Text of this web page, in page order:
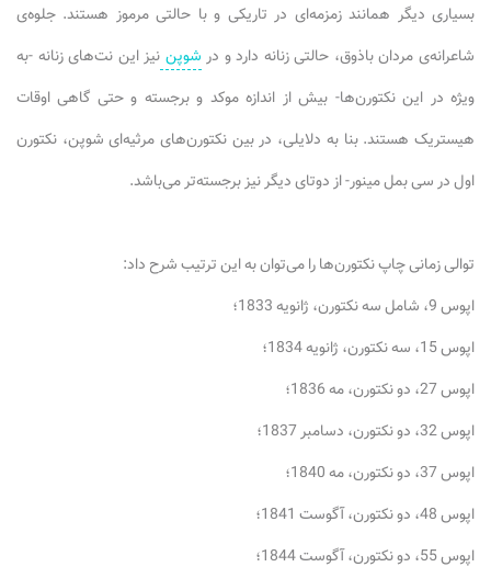
بسیاری دیگر همانند زمزمه‌ای در تاریکی و با حالتی مرموز هستند. جلوه‌ی
شاعرانه‌ی مردان باذوق، حالتی زنانه دارد و در شوپن نیز این نت‌های زنانه -به
ویژه در این نکتورن‌ها- بیش از اندازه موکد و برجسته و حتی گاهی اوقات
هیستریک هستند. بنا به دلایلی، در بین نکتورن‌های مرثیه‌ای شوپن، نکتورن
اول در سی بمل مینور- از دوتای دیگر نیز برجسته‌تر می‌باشد.
توالی زمانی چاپ نکتورن‌ها را می‌توان به این ترتیب شرح داد:
اپوس 9، شامل سه نکتورن، ژانویه 1833؛
اپوس 15، سه نکتورن، ژانویه 1834؛
اپوس 27، دو نکتورن، مه 1836؛
اپوس 32، دو نکتورن، دسامبر 1837؛
اپوس 37، دو نکتورن، مه 1840؛
اپوس 48، دو نکتورن، آگوست 1841؛
اپوس 55، دو نکتورن، آگوست 1844؛